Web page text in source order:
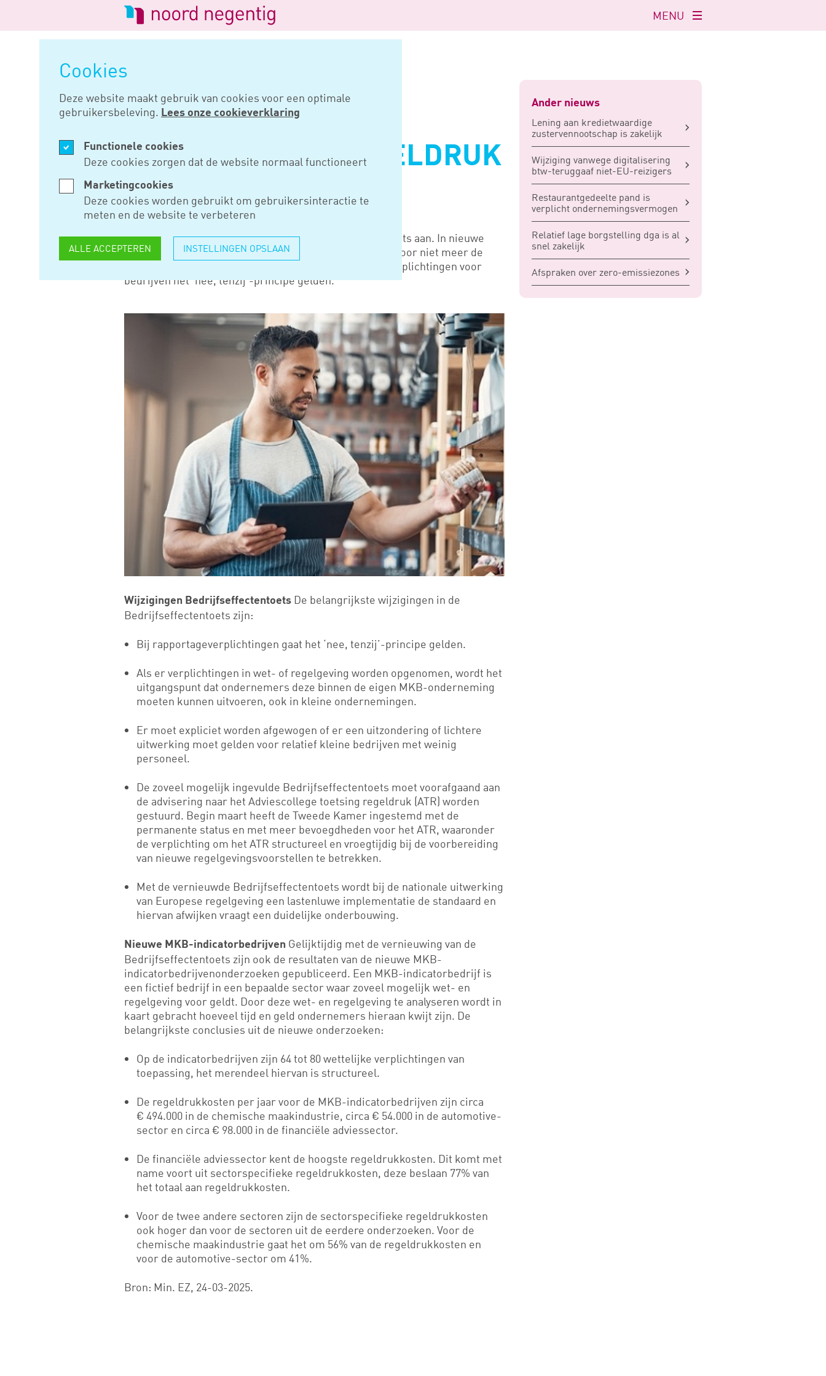
Cookies
Deze website maakt gebruik van cookies voor een optimale
gebruikersbeleving. Lees onze cookieverklaring
Functionele cookies
Deze cookies zorgen dat de website normaal functioneert
Marketingcookies
Deze cookies worden gebruikt om gebruikersinteractie te
meten en de website te verbeteren
ALLE ACCEPTEREN INSTELLINGEN OPSLAAN
Logo
van
Noord
Negentig
Navigatie
openen
MENU
MRT 27, 2025
KABINET PAKT REGELDRUK
BEDRIJVEN AAN
Het kabinet scherpt de zogenoemde Bedrijfseffectentoets aan. In nieuwe
wetten en regels rekening houden met het MKB is daardoor niet meer de
uitzondering, maar de norm. Zo gaat voor rapportageverplichtingen voor
bedrijven het ‘nee, tenzij’-principe gelden.
Wijzigingen Bedrijfseffectentoets De belangrijkste wijzigingen in de
Bedrijfseffectentoets zijn:
Bij rapportageverplichtingen gaat het ‘nee, tenzij’-principe gelden.
Als er verplichtingen in wet- of regelgeving worden opgenomen, wordt het
uitgangspunt dat ondernemers deze binnen de eigen MKB-onderneming
moeten kunnen uitvoeren, ook in kleine ondernemingen.
Er moet expliciet worden afgewogen of er een uitzondering of lichtere
uitwerking moet gelden voor relatief kleine bedrijven met weinig
personeel.
De zoveel mogelijk ingevulde Bedrijfseffectentoets moet voorafgaand aan
de advisering naar het Adviescollege toetsing regeldruk (ATR) worden
gestuurd. Begin maart heeft de Tweede Kamer ingestemd met de
permanente status en met meer bevoegdheden voor het ATR, waaronder
de verplichting om het ATR structureel en vroegtijdig bij de voorbereiding
van nieuwe regelgevingsvoorstellen te betrekken.
Met de vernieuwde Bedrijfseffectentoets wordt bij de nationale uitwerking
van Europese regelgeving een lastenluwe implementatie de standaard en
hiervan afwijken vraagt een duidelijke onderbouwing.
Nieuwe MKB-indicatorbedrijven Gelijktijdig met de vernieuwing van de
Bedrijfseffectentoets zijn ook de resultaten van de nieuwe MKB-
indicatorbedrijvenonderzoeken gepubliceerd. Een MKB-indicatorbedrijf is
een fictief bedrijf in een bepaalde sector waar zoveel mogelijk wet- en
regelgeving voor geldt. Door deze wet- en regelgeving te analyseren wordt in
kaart gebracht hoeveel tijd en geld ondernemers hieraan kwijt zijn. De
belangrijkste conclusies uit de nieuwe onderzoeken:
Op de indicatorbedrijven zijn 64 tot 80 wettelijke verplichtingen van
toepassing, het merendeel hiervan is structureel.
De regeldrukkosten per jaar voor de MKB-indicatorbedrijven zijn circa
€ 494.000 in de chemische maakindustrie, circa € 54.000 in de automotive-
sector en circa € 98.000 in de financiële adviessector.
De financiële adviessector kent de hoogste regeldrukkosten. Dit komt met
name voort uit sectorspecifieke regeldrukkosten, deze beslaan 77% van
het totaal aan regeldrukkosten.
Voor de twee andere sectoren zijn de sectorspecifieke regeldrukkosten
ook hoger dan voor de sectoren uit de eerdere onderzoeken. Voor de
chemische maakindustrie gaat het om 56% van de regeldrukkosten en
voor de automotive-sector om 41%.
Bron: Min. EZ, 24-03-2025.
Ander nieuws
Lening aan kredietwaardige
zustervennootschap is zakelijk
Wijziging vanwege digitalisering
btw-teruggaaf niet-EU-reizigers
Restaurantgedeelte pand is
verplicht ondernemingsvermogen
Relatief lage borgstelling dga is al
snel zakelijk
Afspraken over zero-emissiezones